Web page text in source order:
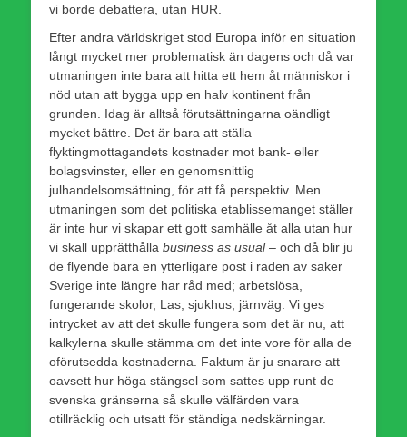
vi borde debattera, utan HUR.
Efter andra världskriget stod Europa inför en situation
långt mycket mer problematisk än dagens och då var
utmaningen inte bara att hitta ett hem åt människor i
nöd utan att bygga upp en halv kontinent från
grunden. Idag är alltså förutsättningarna oändligt
mycket bättre. Det är bara att ställa
flyktingmottagandets kostnader mot bank- eller
bolagsvinster, eller en genomsnittlig
julhandelsomsättning, för att få perspektiv. Men
utmaningen som det politiska etablissemanget ställer
är inte hur vi skapar ett gott samhälle åt alla utan hur
vi skall upprätthålla business as usual– och då blir ju
de flyende bara en ytterligare post i raden av saker
Sverige inte längre har råd med; arbetslösa,
fungerande skolor, Las, sjukhus, järnväg. Vi ges
intrycket av att det skulle fungera som det är nu, att
kalkylerna skulle stämma om det inte vore för alla de
oförutsedda kostnaderna. Faktum är ju snarare att
oavsett hur höga stängsel som sattes upp runt de
svenska gränserna så skulle välfärden vara
otillräcklig och utsatt för ständiga nedskärningar.